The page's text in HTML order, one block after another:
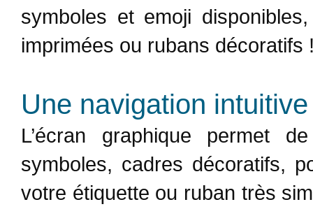
symboles et emoji
imprimées ou rubans décoratifs
Une navigation intuitive
L’écran graphique permet
symboles, cadres décoratifs,
votre étiquette ou ruban très